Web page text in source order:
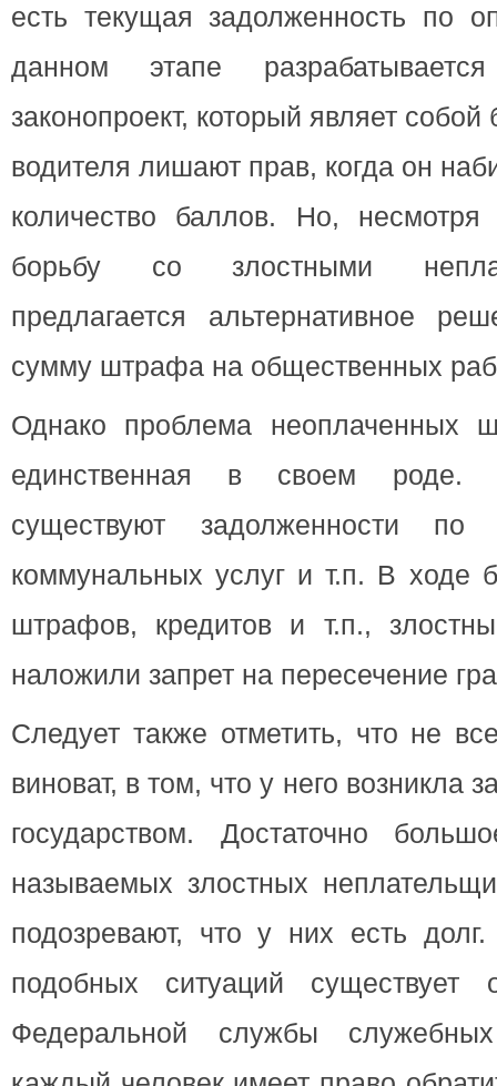
есть текущая задолженность по
данном этапе разрабатывается
законопроект, который являет
водителя лишают прав, когда он
количество баллов. Но,
борьбу со злостными
предлагается альтернативное
сумму штрафа на общественных
Однако проблема неоплаченных
единственная в своем роде.
существуют задолженности по
коммунальных услуг и т.п. В ходе
штрафов, кредитов и т.п.,
наложили запрет на пересечение
Следует также отметить, что не
виноват, в том, что у него возникла
государством. Достаточно
называемых злостных
подозревают, что у них есть
подобных ситуаций существует
Федеральной службы